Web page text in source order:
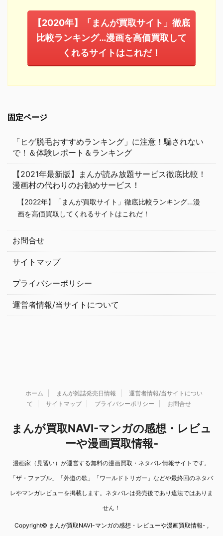
【2020年】「まんが買取サイト」徹底
比較ランキング…漫画を高価買取して
くれるサイトはこれだ！
固定ページ
「ヒゲ脱毛おすすめランキング」に注意！騙されない
で！＆体験レポート＆ランキング
【2021年最新版】まんが読み放題サービス徹底比較！
漫画村の代わりのお勧めサービス！
【2022年】「まんが買取サイト」徹底比較ランキング…漫
画を高価買取してくれるサイトはこれだ！
お問合せ
サイトマップ
プライバシーポリシー
運営者情報/当サイトについて
ホーム まんが雑誌発売日情報
運営者情報/当サイトについ
て
サイトマップ プライバシーポリシー お問合せ
まんが買取NAVI-マンガの感想・レビュ
ーや漫画買取情報-
漫画家（見習い）が運営する無料の漫画買取・ネタバレ情報サイトです。
「ザ・ファブル」「外道の歌」「ワールドトリガー」などや最終回のネタバ
レやマンガレビューを掲載します。ネタバレは発売後であり違法ではありま
せん！
Copyright© まんが買取NAVI-マンガの感想・レビューや漫画買取情報- ,